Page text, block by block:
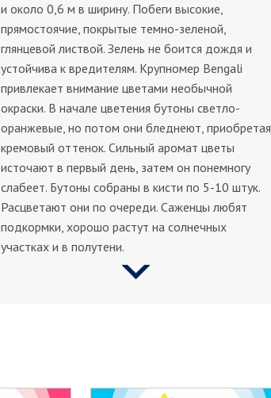
и около 0,6 м в ширину. Побеги высокие,
прямостоячие, покрытые темно-зеленой,
глянцевой листвой. Зелень не боится дождя и
устойчива к вредителям. Крупномер Bengali
привлекает внимание цветами необычной
окраски. В начале цветения бутоны светло-
оранжевые, но потом они бледнеют, приобретая
кремовый оттенок. Сильный аромат цветы
источают в первый день, затем он понемногу
слабеет. Бутоны собраны в кисти по 5-10 штук.
Расцветают они по очереди. Саженцы любят
подкормки, хорошо растут на солнечных
участках и в полутени.